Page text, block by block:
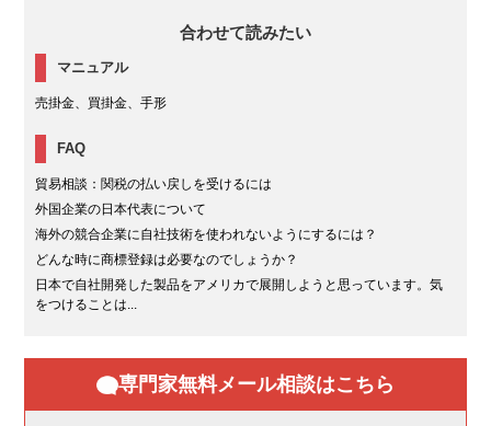
合わせて読みたい
マニュアル
売掛金、買掛金、手形
FAQ
貿易相談：関税の払い戻しを受けるには
外国企業の日本代表について
海外の競合企業に自社技術を使われないようにするには？
どんな時に商標登録は必要なのでしょうか？
日本で自社開発した製品をアメリカで展開しようと思っています。気
をつけることは...
専門家無料メール相談はこちら